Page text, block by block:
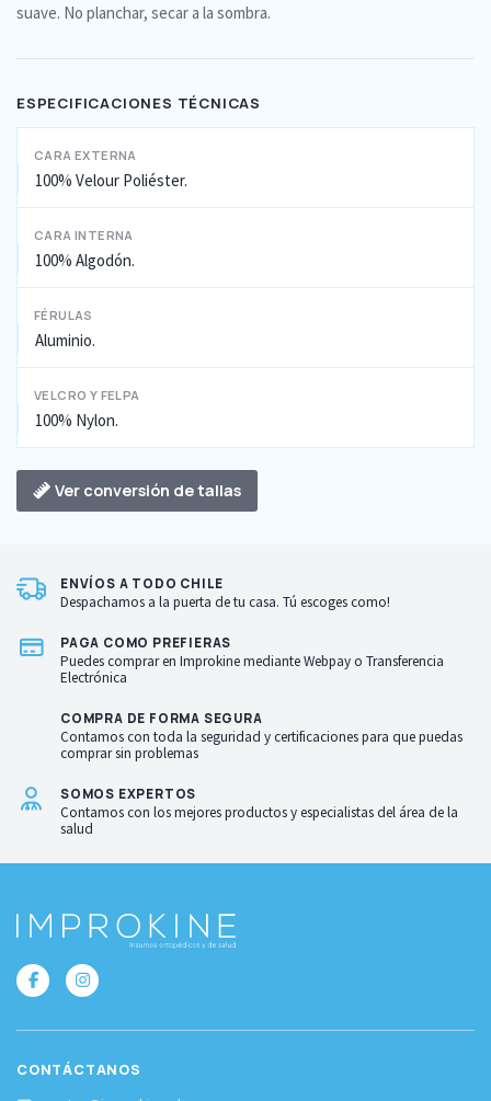
suave. No planchar, secar a la sombra.
ESPECIFICACIONES TÉCNICAS
CARA EXTERNA
100% Velour Poliéster.
CARA INTERNA
100% Algodón.
FÉRULAS
Aluminio.
VELCRO Y FELPA
100% Nylon.
Ver conversión de tallas
ENVÍOS A TODO CHILE
Despachamos a la puerta de tu casa. Tú escoges como!
PAGA COMO PREFIERAS
Puedes comprar en Improkine mediante Webpay o Transferencia
Electrónica
COMPRA DE FORMA SEGURA
Contamos con toda la seguridad y certificaciones para que puedas
comprar sin problemas
SOMOS EXPERTOS
Contamos con los mejores productos y especialistas del área de la
salud
CONTÁCTANOS